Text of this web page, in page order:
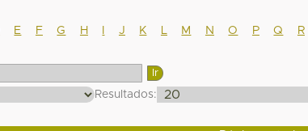
E F G H J K M N O P Q R
Resultados: